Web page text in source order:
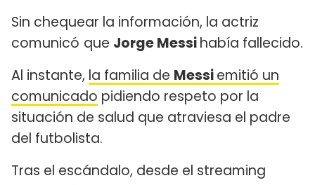
Sin chequear la información, la actriz
comunicó que Jorge Messihabía fallecido.
Al instante, la familia de Messiemitió un
comunicado pidiendo respeto por la
situación de salud que atraviesa el padre
del futbolista.
Tras el escándalo, desde el streaming